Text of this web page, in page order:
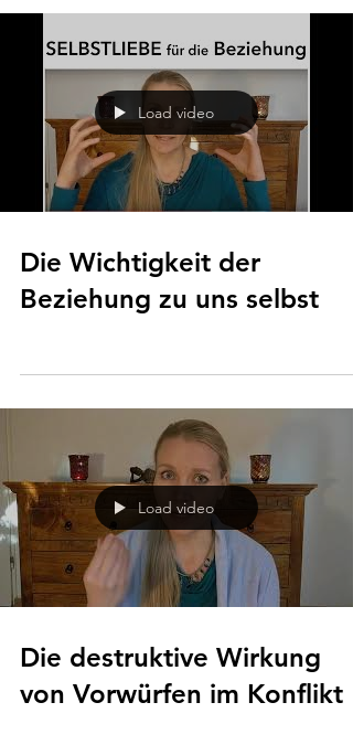
Load video
Die Wichtigkeit der
Beziehung zu uns selbst
Load video
Die destruktive Wirkung
von Vorwürfen im Konflikt